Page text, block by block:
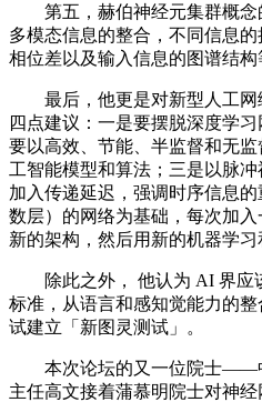
第五，赫伯神经元集群概念
多模态信息的整合，不同信息
相位差以及输入信息的图谱结
最后，他更是对新型人工网
四点建议：一是要摆脱深度学
要以高效、节能、半监督和无
工智能模型和算法；三是以脉冲
加入传递延迟，强调时序信息
数层）的网络为基础，每次加
新的架构，然后用新的机器学习
除此之外， 他认为 AI 界应
标准，从语言和感知觉能力的
试建立「新图灵测试」。
本次论坛的又一位院士——
主任高文接着蒲慕明院士对神